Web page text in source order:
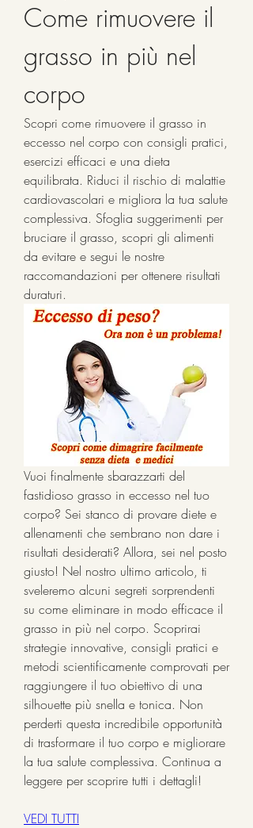
Come rimuovere il
grasso in più nel
corpo
Scopri come rimuovere il grasso in
eccesso nel corpo con consigli pratici,
esercizi efficaci e una dieta
equilibrata. Riduci il rischio di malattie
cardiovascolari e migliora la tua salute
complessiva. Sfoglia suggerimenti per
bruciare il grasso, scopri gli alimenti
da evitare e segui le nostre
raccomandazioni per ottenere risultati
duraturi.
Vuoi finalmente sbarazzarti del
fastidioso grasso in eccesso nel tuo
corpo? Sei stanco di provare diete e
allenamenti che sembrano non dare i
risultati desiderati? Allora, sei nel posto
giusto! Nel nostro ultimo articolo, ti
sveleremo alcuni segreti sorprendenti
su come eliminare in modo efficace il
grasso in più nel corpo. Scoprirai
strategie innovative, consigli pratici e
metodi scientificamente comprovati per
raggiungere il tuo obiettivo di una
silhouette più snella e tonica. Non
perderti questa incredibile opportunità
di trasformare il tuo corpo e migliorare
la tua salute complessiva. Continua a
leggere per scoprire tutti i dettagli!
VEDI TUTTI